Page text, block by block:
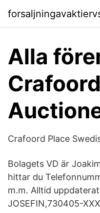
Alla
Crafoord Place
Bolagets VD är
hittar du
m.m. Alltid
JOSEFIN,730405-